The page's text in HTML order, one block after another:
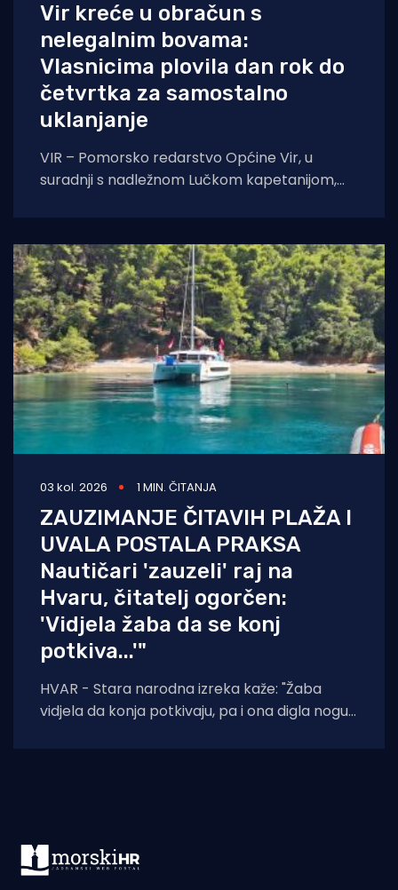
Vir kreće u obračun s
nelegalnim bovama:
Vlasnicima plovila dan rok do
četvrtka za samostalno
uklanjanje
VIR – Pomorsko redarstvo Općine Vir, u
suradnji s nadležnom Lučkom kapetanijom,
03 kol. 2026 1 MIN. ČITANJA
ZAUZIMANJE ČITAVIH PLAŽA I
UVALA POSTALA PRAKSA
Nautičari 'zauzeli' raj na
Hvaru, čitatelj ogorčen:
'Vidjela žaba da se konj
potkiva...'"
HVAR - Stara narodna izreka kaže: "Žaba
vidjela da konja potkivaju, pa i ona digla nogu."